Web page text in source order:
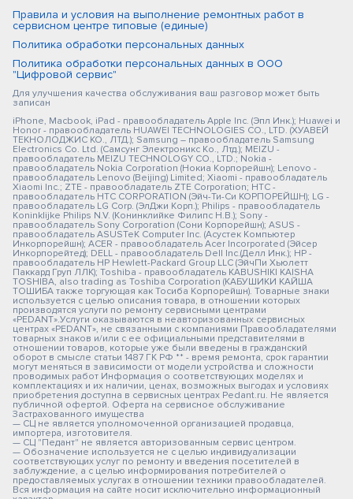
Правила и условия на выполнение ремонтных работ в
сервисном центре типовые (единые)
Политика обработки персональных данных
Политика обработки персональных данных в ООО
"Цифровой сервис"
Для улучшения качества обслуживания ваш разговор может быть
записан
iPhone, Macbook, iPad - правообладатель Apple Inc. (Эпл Инк.); Huawei и
Honor - правообладатель HUAWEI TECHNOLOGIES CO., LTD. (ХУАВЕЙ
ТЕКНОЛОДЖИС КО., ЛТД.); Samsung – правообладатель Samsung
Electronics Co. Ltd. (Самсунг Электроникс Ко., Лтд.); MEIZU -
правообладатель MEIZU TECHNOLOGY CO., LTD.; Nokia -
правообладатель Nokia Corporation (Нокиа Корпорейшн); Lenovo -
правообладатель Lenovo (Beijing) Limited; Xiaomi - правообладатель
Xiaomi Inc.; ZTE - правообладатель ZTE Corporation; HTC -
правообладатель HTC CORPORATION (Эйч-Ти-Си КОРПОРЕЙШН); LG -
правообладатель LG Corp. (ЭлДжи Корп.); Philips - правообладатель
Koninklijke Philips N.V. (Конинклийке Филипс Н.В.); Sony -
правообладатель Sony Corporation (Сони Корпорейшн); ASUS -
правообладатель ASUSTeK Computer Inc. (Асустек Компьютер
Инкорпорейшн); ACER - правообладатель Acer Incorporated (Эйсер
Инкорпорейтед); DELL - правообладатель Dell Inc.(Делл Инк.); HP -
правообладатель HP Hewlett-Packard Group LLC (ЭйчПи Хьюлетт
Паккард Груп ЛЛК); Toshiba - правообладатель KABUSHIKI KAISHA
TOSHIBA, also trading as Toshiba Corporation (КАБУШИКИ КАЙША
ТОШИБА также торгующая как Тосиба Корпорейшн). Товарные знаки
используется с целью описания товара, в отношении которых
производятся услуги по ремонту сервисными центрами
«PEDANT».Услуги оказываются в неавторизованных сервисных
центрах «PEDANT», не связанными с компаниями Правообладателями
товарных знаков и/или с ее официальными представителями в
отношении товаров, которые уже были введены в гражданский
оборот в смысле статьи 1487 ГК РФ ** - время ремонта, срок гарантии
могут меняться в зависимости от модели устройства и сложности
проводимых работ Информация о соответствующих моделях и
комплектациях и их наличии, ценах, возможных выгодах и условиях
приобретения доступна в сервисных центрах Pedant.ru. Не является
публичной офертой. Оферта на сервисное обслуживание
Застрахованного имущества
— СЦ не является уполномоченной организацией продавца,
импортера, изготовителя.
— СЦ "Педант" не является авторизованным сервис центром.
— Обозначение используется не с целью индивидуализации
соответствующих услуг по ремонту и введения посетителей в
заблуждение, а с целью информирования потребителей о
предоставляемых услугах в отношении техники правообладателей.
Вся информация на сайте носит исключительно информационный